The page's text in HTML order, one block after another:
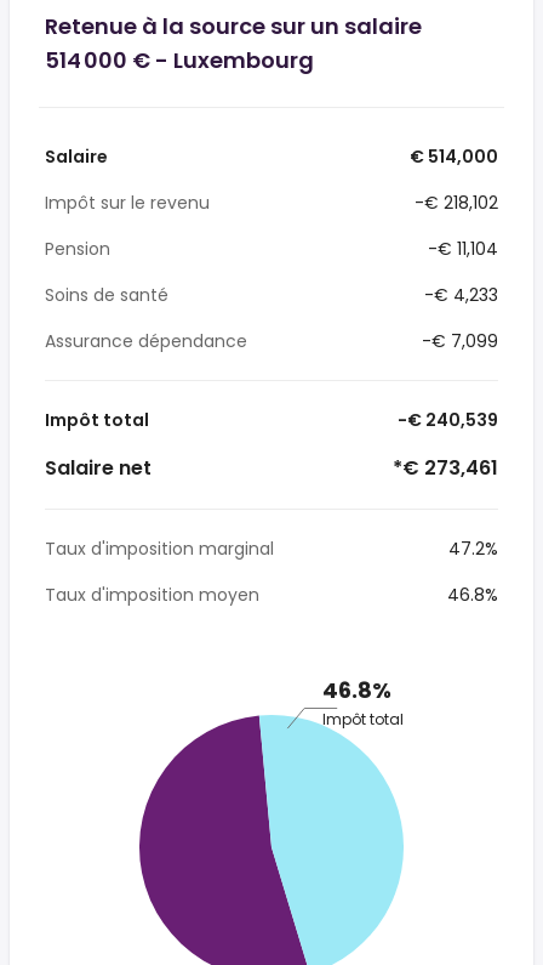
Retenue à la source sur un salaire
514 000 € - Luxembourg
Salaire
€ 514,000
Impôt sur le revenu
-€ 218,102
Pension
-€ 11,104
Soins de santé
-€ 4,233
Assurance dépendance
-€ 7,099
Impôt total -€ 240,539
Salaire net *€ 273,461
Taux d'imposition marginal
47.2%
Taux d'imposition moyen
46.8%
46.8%
Impôt total